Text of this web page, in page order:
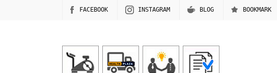
FACEBOOK INSTAGRAM BLOG BOOKMARK